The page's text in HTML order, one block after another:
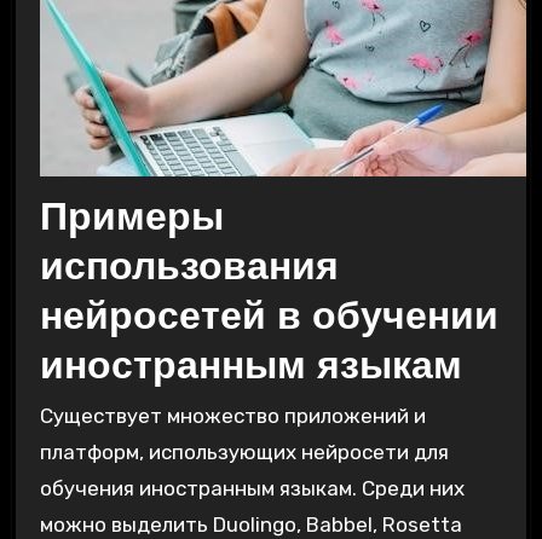
Примеры
использования
нейросетей в обучении
иностранным языкам
Существует множество приложений и
платформ, использующих нейросети для
обучения иностранным языкам. Среди них
можно выделить Duolingo, Babbel, Rosetta